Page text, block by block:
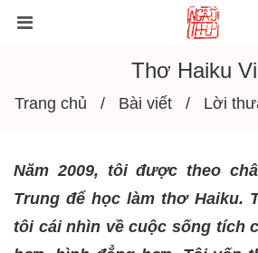
Thơ Haiku
Trang chủ Bài viết Lời
Năm 2009, tôi được theo
Trung để học làm thơ Haiku.
tôi cái nhìn về cuộc sống tích